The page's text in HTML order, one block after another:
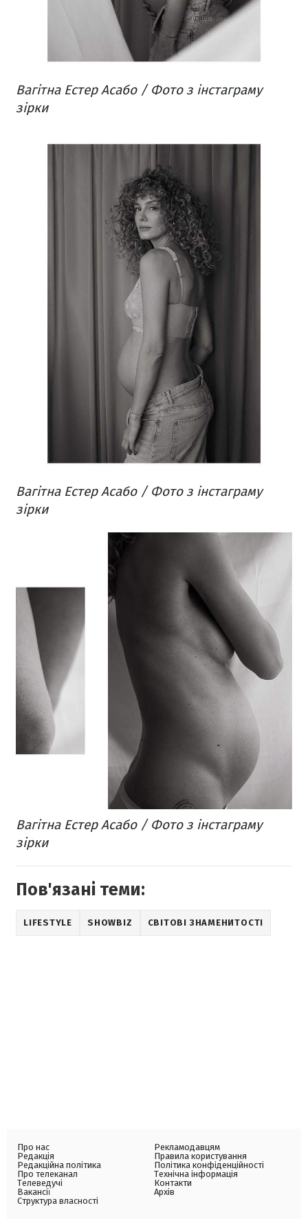
Вагітна Естер Асабо / Фото з інстаграму
зірки
Вагітна Естер Асабо / Фото з інстаграму
зірки
Вагітна Естер Асабо / Фото з інстаграму
зірки
Пов'язані теми:
LIFESTYLE SHOWBIZ СВІТОВІ ЗНАМЕНИТОСТІ
Про нас
Редакція
Редакційна політика
Про телеканал
Телеведучі
Вакансії
Структура власності
Рекламодавцям
Правила користування
Політика конфіденційності
Технічна інформація
Контакти
Архів